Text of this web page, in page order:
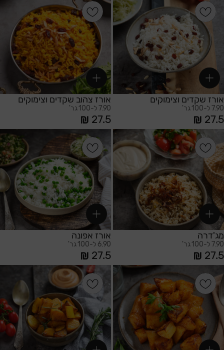
הוספה לסל
אורז שקדים וצימוקים
7.90 ל-100 גר'
27.5
הוספה לסל
אורז צהוב שקדים וצימוקים
7.90 ל-100 גר'
27.5
הוספה לסל
מג'דרה
7.90 ל-100 גר'
27.5
הוספה לסל
אורז אפונה
6.90 ל-100 גר'
27.5
הוספה לסל הוספה לסל